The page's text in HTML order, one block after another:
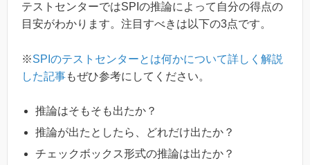
テストセンターではSPIの推論によって自分の得点の
目安がわかります。注目すべきは以下の3点です。
※SPIのテストセンターとは何かについて詳しく解説
した記事もぜひ参考にしてください。
推論はそもそも出たか？
推論が出たとしたら、どれだけ出たか？
チェックボックス形式の推論は出たか？